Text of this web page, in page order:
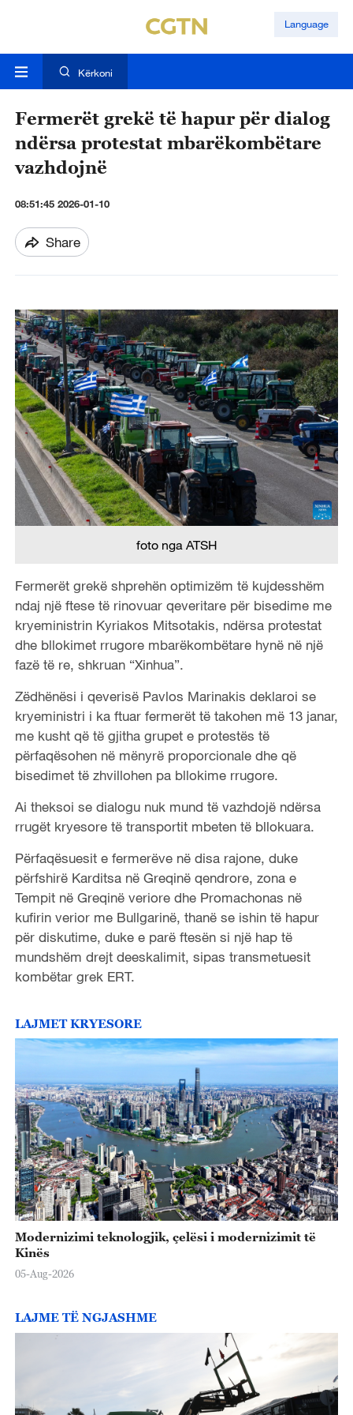
Language
Kërkoni
Fermerët grekë të hapur për dialog
ndërsa protestat mbarëkombëtare
vazhdojnë
08:51:45 2026-01-10
Share
foto nga ATSH
Fermerët grekë shprehën optimizëm të kujdesshëm
ndaj një ftese të rinovuar qeveritare për bisedime me
kryeministrin Kyriakos Mitsotakis, ndërsa protestat
dhe bllokimet rrugore mbarëkombëtare hynë në një
fazë të re, shkruan “Xinhua”.
Zëdhënësi i qeverisë Pavlos Marinakis deklaroi se
kryeministri i ka ftuar fermerët të takohen më 13 janar,
me kusht që të gjitha grupet e protestës të
përfaqësohen në mënyrë proporcionale dhe që
bisedimet të zhvillohen pa bllokime rrugore.
Ai theksoi se dialogu nuk mund të vazhdojë ndërsa
rrugët kryesore të transportit mbeten të bllokuara.
Përfaqësuesit e fermerëve në disa rajone, duke
përfshirë Karditsa në Greqinë qendrore, zona e
Tempit në Greqinë veriore dhe Promachonas në
kufirin verior me Bullgarinë, thanë se ishin të hapur
për diskutime, duke e parë ftesën si një hap të
mundshëm drejt deeskalimit, sipas transmetuesit
kombëtar grek ERT.
LAJMET KRYESORE
Modernizimi teknologjik, çelësi i modernizimit të
Kinës
05-Aug-2026
LAJME TË NGJASHME